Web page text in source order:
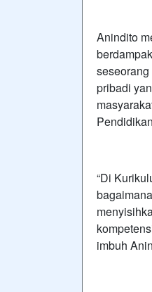
Anindito
pribadi
“Di
imbuh